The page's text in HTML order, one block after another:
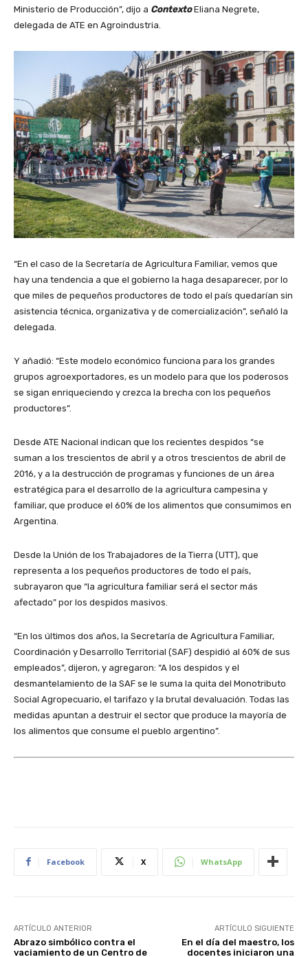
Ministerio de Producción”, dijo a ContextoEliana Negrete,
delegada de ATE en Agroindustria.
“En el caso de la Secretaría de Agricultura Familiar, vemos que
hay una tendencia a que el gobierno la haga desaparecer, por lo
que miles de pequeños productores de todo el país quedarían sin
asistencia técnica, organizativa y de comercialización”, señaló la
delegada.
Y añadió: “Este modelo económico funciona para los grandes
grupos agroexportadores, es un modelo para que los poderosos
se sigan enriqueciendo y crezca la brecha con los pequeños
productores”.
Desde ATE Nacional indican que los recientes despidos “se
suman a los trescientos de abril y a otros trescientos de abril de
2016, y a la destrucción de programas y funciones de un área
estratégica para el desarrollo de la agricultura campesina y
familiar, que produce el 60% de los alimentos que consumimos en
Argentina.
Desde la Unión de los Trabajadores de la Tierra (UTT), que
representa a los pequeños productores de todo el país,
subrayaron que “la agricultura familiar será el sector más
afectado” por los despidos masivos.
“En los últimos dos años, la Secretaría de Agricultura Familiar,
Coordinación y Desarrollo Territorial (SAF) despidió al 60% de sus
empleados”, dijeron, y agregaron: “A los despidos y el
desmantelamiento de la SAF se le suma la quita del Monotributo
Social Agropecuario, el tarifazo y la brutal devaluación. Todas las
medidas apuntan a destruir el sector que produce la mayoría de
los alimentos que consume el pueblo argentino”.
Facebook X WhatsApp
ARTÍCULO ANTERIOR
Abrazo simbólico contra el
vaciamiento de un Centro de
ARTÍCULO SIGUIENTE
En el día del maestro, los
docentes iniciaron una